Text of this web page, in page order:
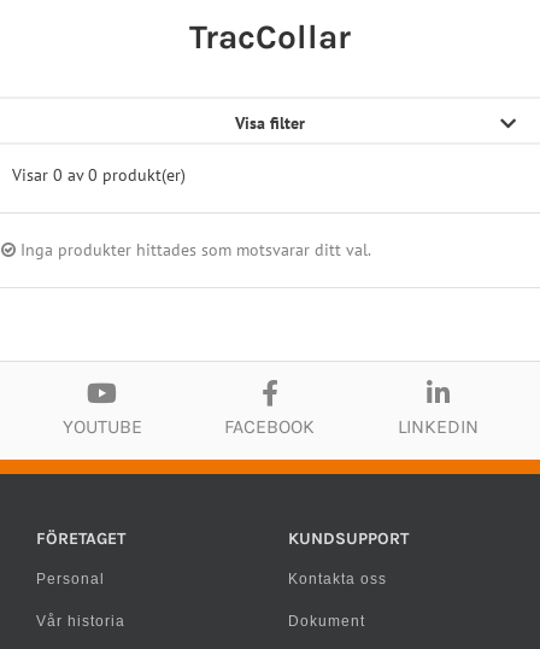
TracCollar
Visa filter
Visar 0 av0 produkt(er)
Inga produkter hittades som motsvarar ditt val.
YOUTUBE FACEBOOK LINKEDIN
FÖRETAGET
Personal
Vår historia
KUNDSUPPORT
Kontakta oss
Dokument